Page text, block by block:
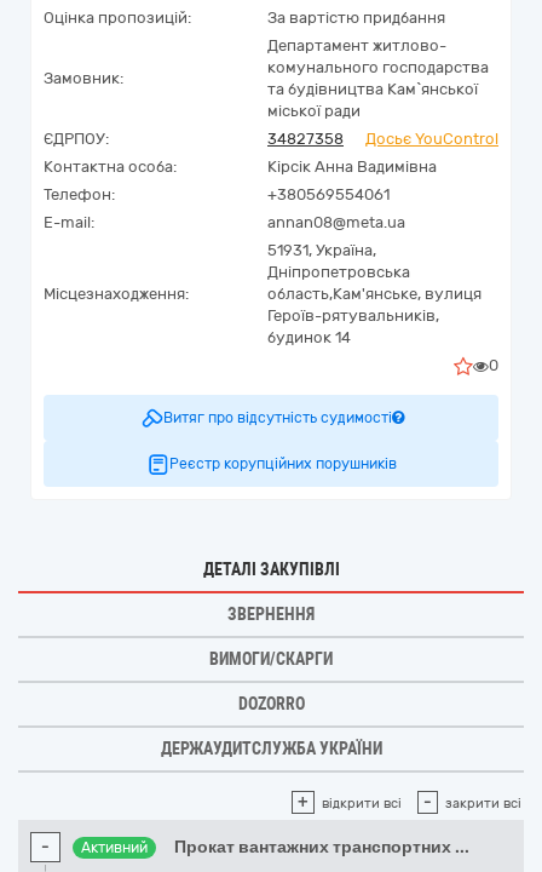
Оцінка пропозицій:
За вартістю придбання
Замовник:
Депаpтамент житлово-
комунального господарства
та будівництва Кам`янської
міської ради
ЄДРПОУ:
34827358
Досьє YouControl
Контактна особа:
Кірсік Анна Вадимівна
Телефон:
+380569554061
E-mail:
annan08@meta.ua
Місцезнаходження:
51931, Україна,
Дніпропетровська
область,Кам'янське, вулиця
Героїв-рятувальників,
будинок 14
0
Витяг про відсутність судимості
Реєстр корупційних порушників
ДЕТАЛІ ЗАКУПІВЛІ
ЗВЕРНЕННЯ
ВИМОГИ/СКАРГИ
DOZORRO
ДЕРЖАУДИТСЛУЖБА УКРАЇНИ
+ відкрити всі - закрити всі
- Активний Прокат вантажних транспортних ...